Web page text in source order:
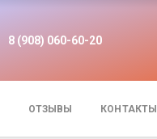
8 (908) 060-60-20
ОТЗЫВЫ КОНТАКТЫ